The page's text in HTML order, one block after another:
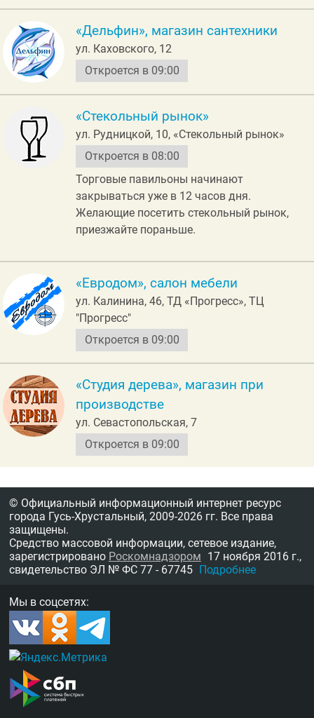
«Дельфин», магазин сантехники
ул. Каховского, 12
Откроется в 09:00
«Стекольный рынок»
ул. Рудницкой, 10, «Стекольный рынок»
Откроется в 08:00
Торговые павильоны начинают
закрываться уже в 12 часов дня.
Желающие посетить стекольный рынок,
приезжайте пораньше.
«Евродом», салон мебели
ул. Калинина, 46, ТД «Прогресс», ТЦ
"Прогресс"
Откроется в 09:00
«Студия дерева», магазин при
производстве
ул. Севастопольская, 7
Откроется в 09:00
© Официальный информационный интернет ресурс
города Гусь-Хрустальный, 2009-2026 гг. Все права
защищены.
Средство массовой информации, сетевое издание,
зарегистрировано Роскомнадзором 17 ноября 2016 г.,
свидетельство ЭЛ № ФС 77 - 67745 Подробнее
Мы в соцсетях: